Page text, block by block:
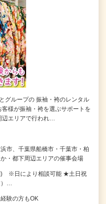
グループの 振袖・袴のレンタル
様が振袖・袴を選ぶサポートを
辺エリアで行われ…
市、千葉県船橋市・千葉市・柏
・都下周辺エリアの催事会場
) ※日により相談可能 ★土日祝
）…
験の方もOK